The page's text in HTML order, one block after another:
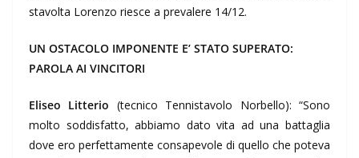
stavolta Lorenzo riesce a prevalere 14/12.
UN OSTACOLO IMPONENTE E’ STATO SUPERATO:
PAROLA AI VINCITORI
Eliseo Litterio (tecnico Tennistavolo Norbello): “Sono
molto soddisfatto, abbiamo dato vita ad una battaglia
dove ero perfettamente consapevole di quello che poteva